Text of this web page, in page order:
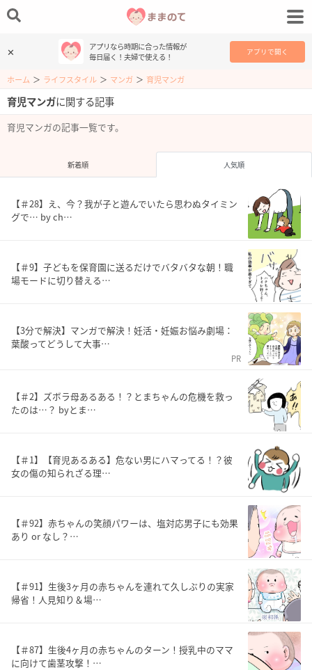
✕
アプリなら時期に合った情報が
毎日届く！夫婦で使える！
アプリで開く
ホーム ＞ ライフスタイル ＞ マンガ ＞ 育児マンガ
育児マンガに関する記事
育児マンガの記事一覧です。
新着順 人気順
【＃28】え、今？我が子と遊んでいたら思わぬタイミン
グで… by ch…
【＃9】子どもを保育園に送るだけでバタバタな朝！職
場モードに切り替える…
【3分で解決】マンガで解決！妊活・妊娠お悩み劇場：
葉酸ってどうして大事…
PR
【＃2】ズボラ母あるある！？とまちゃんの危機を救っ
たのは…？ byとま…
【＃1】【育児あるある】危ない男にハマってる！？彼
女の傷の知られざる理…
【＃92】赤ちゃんの笑顔パワーは、塩対応男子にも効果
あり or なし？…
【＃91】生後3ヶ月の赤ちゃんを連れて久しぶりの実家
帰省！人見知り＆場…
【＃87】生後4ヶ月の赤ちゃんのターン！授乳中のママ
に向けて歯茎攻撃！…